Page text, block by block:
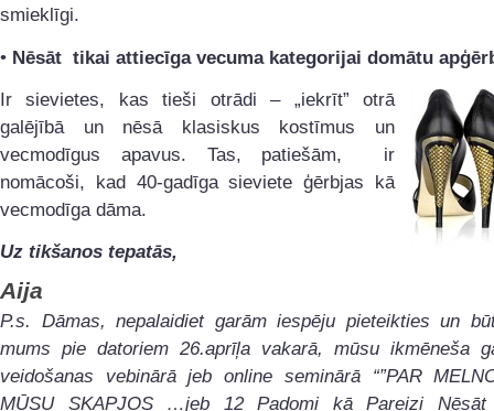
smieklīgi.
• Nēsāt tikai attiecīga vecuma kategorijai domātu
Ir sievietes, kas tieši otrādi – „iekrīt” otrā
galējībā un nēsā klasiskus kostīmus un
vecmodīgus apavus. Tas, patiešām, ir
nomācoši, kad 40-gadīga sieviete ģērbjas kā
vecmodīga dāma.
Uz tikšanos tepatās,
Aija
P.s. Dāmas, nepalaidiet garām iespēju pieteikties un
mums pie datoriem 26.aprīļa vakarā, mūsu ikmēneša
veidošanas vebinārā jeb online seminārā “”PAR
MŪSU SKAPJOS …jeb 12 Padomi kā Pareizi